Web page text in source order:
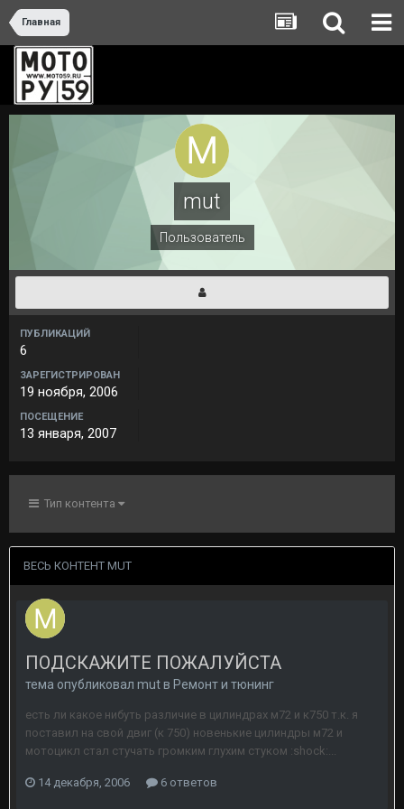
Главная
mut
Пользователь
ПУБЛИКАЦИЙ
6
ЗАРЕГИСТРИРОВАН
19 ноября, 2006
ПОСЕЩЕНИЕ
13 января, 2007
Тип контента
ВЕСЬ КОНТЕНТ MUT
ПОДСКАЖИТЕ ПОЖАЛУЙСТА
тема опубликовал mutв Ремонт и тюнинг
есть ли какое нибуть различие в цилиндрах м72 и к750 т.к. я
поставил на свой двиг (к 750) новенькие цилиндры м72 и
мотоцикл стал стучать громким глухим стуком :shock:...
14 декабря, 2006 6 ответов